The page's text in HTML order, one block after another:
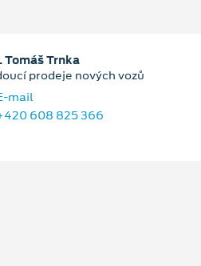
Tomáš Trnka
prodeje nových vozů
608 825 366